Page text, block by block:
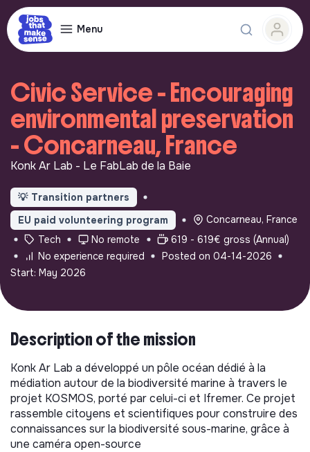
Menu
Civic Service - Encouraging
environmental preservation
- Concarneau, France
Konk Ar Lab - Le FabLab de la Baie
💡 Transition partners
EU paid volunteering program
Concarneau, France
Tech
No remote
619 - 619€ gross (Annual)
No experience required
Posted on 04-14-2026
Start: May 2026
Description of the mission
Konk Ar Lab a développé un pôle océan dédié à la
médiation autour de la biodiversité marine à travers le
projet KOSMOS, porté par celui-ci et Ifremer. Ce projet
rassemble citoyens et scientifiques pour construire des
connaissances sur la biodiversité sous-marine, grâce à
une caméra open-source